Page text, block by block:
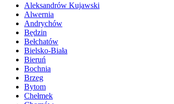
Aleksandrów Kujawski
Alwernia
Andrychów
Będzin
Bełchatów
Bielsko-Biała
Bieruń
Bochnia
Brzeg
Bytom
Chełmek